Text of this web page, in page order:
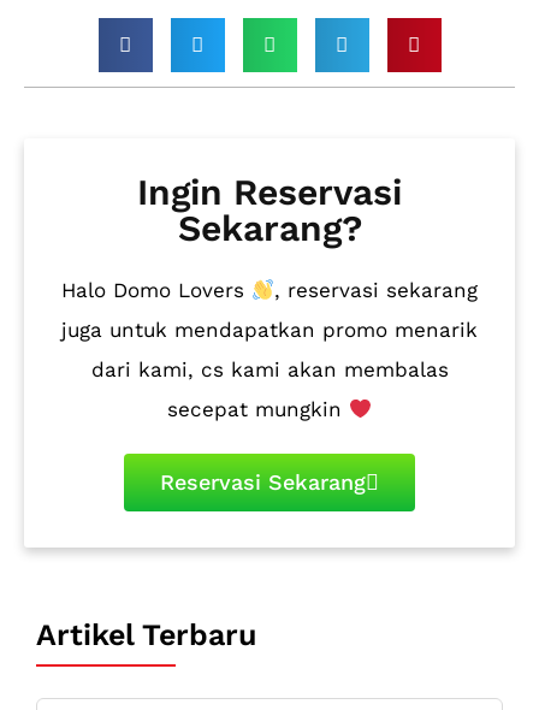
Ingin Reservasi
Sekarang?
Halo Domo Lovers
, reservasi sekarang
juga untuk mendapatkan promo menarik
dari kami, cs kami akan membalas
secepat mungkin
Reservasi Sekarang
Artikel Terbaru